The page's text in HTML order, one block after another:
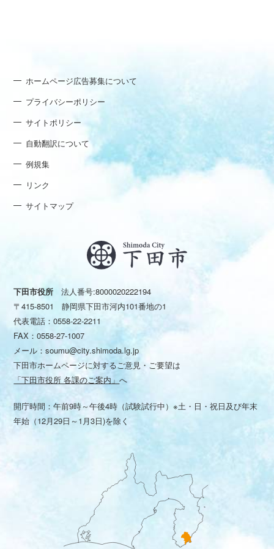
ホームページ広告募集について
プライバシーポリシー
サイトポリシー
自動翻訳について
例規集
リンク
サイトマップ
下田市役所 法人番号:8000020222194
〒415-8501 静岡県下田市河内101番地の1
代表電話：0558-22-2211
FAX：0558-27-1007
メール：soumu@city.shimoda.lg.jp
下田市ホームページに対するご意見・ご要望は
「下田市役所 各課のご案内」へ
開庁時間：午前9時～午後4時（試験試行中）※土・日・祝日及び年末
年始（12月29日～1月3日)を除く